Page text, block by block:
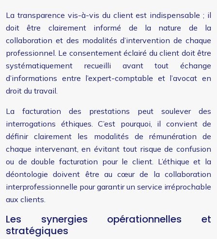
La transparence vis-à-vis du client est indispensable ; il
doit être clairement informé de la nature de la
collaboration et des modalités d’intervention de chaque
professionnel. Le consentement éclairé du client doit être
systématiquement recueilli avant tout échange
d’informations entre l’expert-comptable et l’avocat en
droit du travail.
La facturation des prestations peut soulever des
interrogations éthiques. C’est pourquoi, il convient de
définir clairement les modalités de rémunération de
chaque intervenant, en évitant tout risque de confusion
ou de double facturation pour le client. L’éthique et la
déontologie doivent être au cœur de la collaboration
interprofessionnelle pour garantir un service irréprochable
aux clients.
Les synergies opérationnelles et
stratégiques